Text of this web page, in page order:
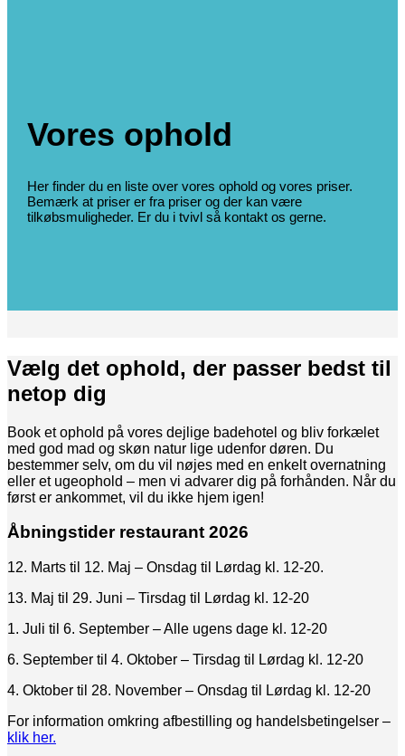
Vores ophold
Her finder du en liste over vores ophold og vores priser.
Bemærk at priser er fra priser og der kan være
tilkøbsmuligheder. Er du i tvivl så kontakt os gerne.
Vælg det ophold, der passer bedst til
netop dig
Book et ophold på vores dejlige badehotel og bliv forkælet
med god mad og skøn natur lige udenfor døren. Du
bestemmer selv, om du vil nøjes med en enkelt overnatning
eller et ugeophold – men vi advarer dig på forhånden. Når du
først er ankommet, vil du ikke hjem igen!
Åbningstider restaurant 2026
12. Marts til 12. Maj – Onsdag til Lørdag kl. 12-20.
13. Maj til 29. Juni – Tirsdag til Lørdag kl. 12-20
1. Juli til 6. September – Alle ugens dage kl. 12-20
6. September til 4. Oktober – Tirsdag til Lørdag kl. 12-20
4. Oktober til 28. November – Onsdag til Lørdag kl. 12-20
For information omkring afbestilling og handelsbetingelser –
klik her.